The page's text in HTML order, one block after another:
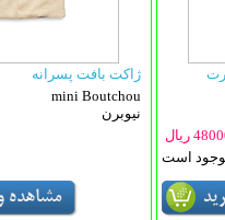
ژاکت بافت پسرانه
mini Boutchou
نیوبرن
ریال
است